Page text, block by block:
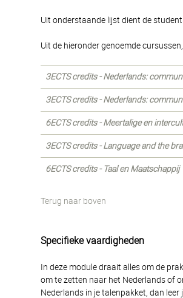
Uit onderstaande lijst dient de
Uit de hieronder genoemde
3ECTS credits - Nederlands:
3ECTS credits - Nederlands:
6ECTS credits - Meertalige en
3ECTS credits - Language and the
6ECTS credits - Taal en Maatschappij
Terug naar boven
Specifieke vaardigheden
In deze module draait alles om de
om te zetten naar het Nederlands of
Nederlands in je talenpakket, dan